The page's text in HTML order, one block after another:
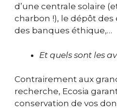
d’une centrale solaire
charbon !), le dépôt des
des banques éthique,…
Et quels sont les
Contrairement aux
recherche, Ecosia
conservation de vos